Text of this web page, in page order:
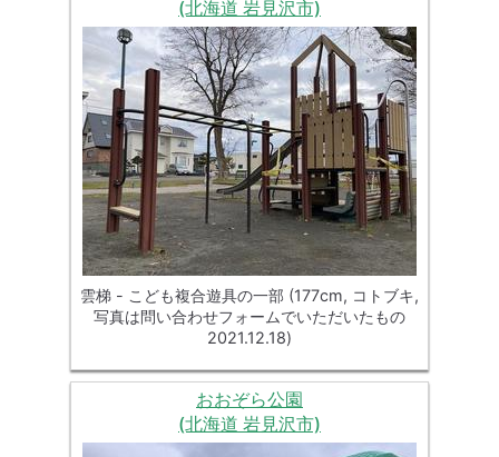
(北海道 岩見沢市)
雲梯 - こども複合遊具の一部 (177cm, コトブキ,
写真は問い合わせフォームでいただいたもの
2021.12.18)
おおぞら公園
(北海道 岩見沢市)